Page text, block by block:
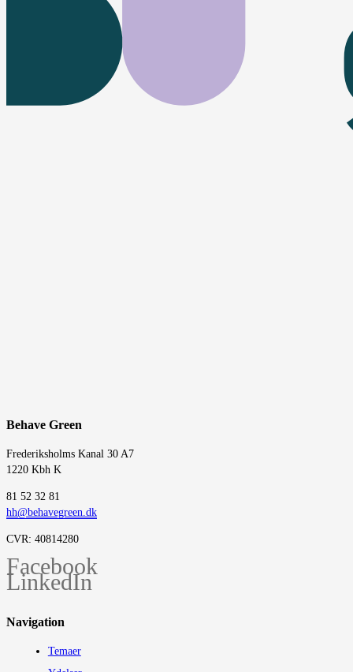
Behave Green
Frederiksholms Kanal 30 A7
1220 Kbh K
‭81 52 32 81‬
hh@behavegreen.dk
CVR: 40814280
Facebook
LinkedIn
Navigation
Temaer